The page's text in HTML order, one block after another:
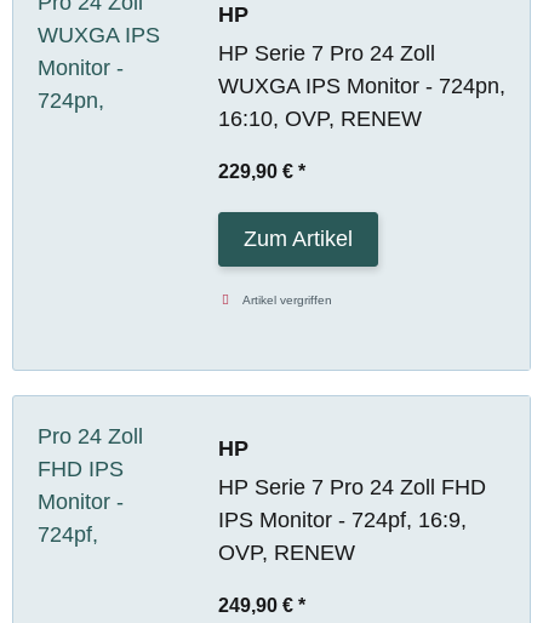
HP
HP Serie 7 Pro 24 Zoll
WUXGA IPS Monitor - 724pn,
16:10, OVP, RENEW
229,90 € *
Zum Artikel
Artikel vergriffen
HP
HP Serie 7 Pro 24 Zoll FHD
IPS Monitor - 724pf, 16:9,
OVP, RENEW
249,90 € *